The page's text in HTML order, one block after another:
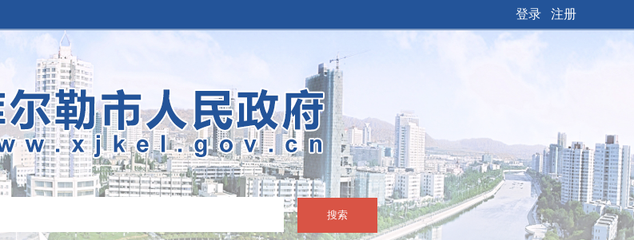
登录 注册
搜索